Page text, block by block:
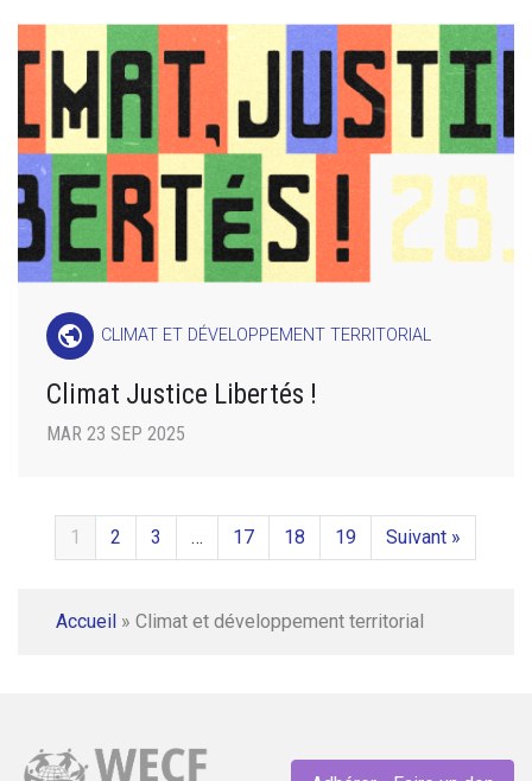
public CLIMAT ET DÉVELOPPEMENT TERRITORIAL
Climat Justice Libertés !
MAR 23 SEP 2025
1 2 3 … 17 18 19 Suivant »
Accueil » Climat et développement territorial